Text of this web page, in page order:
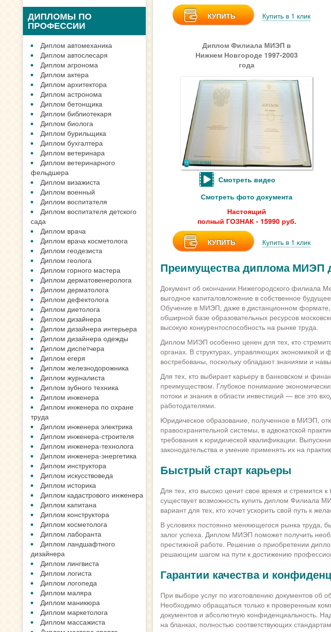
ДИПЛОМЫ ПО
ПРОФЕССИИ
Диплом автомеханика
Диплом автослесаря
Диплом агронома
Диплом актера
Диплом архитектора
Диплом астронома
Диплом бетонщика
Диплом библиотекаря
Диплом биолога
Диплом бурильщика
Диплом бухгалтера
Диплом ветеринара
Диплом ветеринарного
фельдшера
Диплом визажиста
Диплом военный
Диплом воспитателя
Диплом воспитателя детского
сада
Диплом врача
Диплом врача косметолога
Диплом геодезиста
Диплом геолога
Диплом горного мастера
Диплом дерматовенеролога
Диплом дерматолога
Диплом дефектолога
Диплом диетолога
Диплом дизайнера
Диплом дизайнера интерьера
Диплом дизайнера одежды
Диплом диспетчера
Диплом егеря
Диплом железнодорожника
Диплом журналиста
Диплом зубного техника
Диплом инженера
Диплом инженера по охране
труда
Диплом инженера электрика
Диплом инженера-строителя
Диплом инженера-технолога
Диплом инженера-энергетика
Диплом инструктора
Диплом искусствоведа
Диплом историка
Диплом кадастрового инженера
Диплом капитана
Диплом конструктора
Диплом косметолога
Диплом лаборанта
Диплом ландшафтного
дизайнера
Диплом лингвиста
Диплом логиста
Диплом логопеда
Диплом маляра
Диплом маникюра
Диплом маркетолога
Диплом массажиста
КУПИТЬ Купить в 1 клик
Диплом Филиала МИЭП в
Нижнем Новгороде 1997-2003
года
Смотреть видео
Смотреть фото документа
Настоящий
полный ГОЗНАК - 15990 руб.
КУПИТЬ Купить в 1 клик
Преимущества диплома МИЭП
Документ об окончании Нижегородского филиала
выгодное капиталовложение в собственное
Обучение в МИЭП, даже в дистанционном формате,
обширной базе образовательных ресурсов
высокую конкурентоспособность на рынке труда.
Диплом МИЭП особенно ценен для тех, кто
органах. В структурах, управляющих экономикой
востребованы, поскольку обладают знаниями и
Для тех, кто выбирает карьеру в банковском и
преимуществом. Глубокое понимание
потоки и знания в области инвестиций — все это
работодателями.
Юридическое образование, полученное в МИЭП,
правоохранительной системы, в адвокатской
требования к юридической квалификации.
законодательства и умение применять их на
Быстрый старт карьеры
Для тех, кто высоко ценит свое время и стремится
существует возможность купить диплом Филиала
вариант для тех, кто хочет ускорить свой путь к
В условиях постоянно меняющегося рынка труда,
залог успеха. Диплом МИЭП поможет получить
престижной работе. Решение о приобретении
решающим шагом на пути к достижению
Гарантии качества и
При выборе услуг по изготовлению документов об
Необходимо обращаться только к проверенным
документов и абсолютную конфиденциальность.
на бланках, полностью соответствующих